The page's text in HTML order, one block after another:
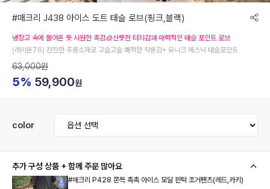
#매크리 J438 아이스 도트 태슬 로브(핑크,블랙)
냉장고 속에 들어온 듯 시원한 촉감🧊산뜻한 터치감과 매력적인 태슬 포인트 로브
(레이온76) 잔잔한 주름소재로 고슬고슬 쾌적한 착용감+ 유니크 에스닉 태슬포인트
63,000원
5% 59,900원
color
추가 구성 상품 + 함께 주문 많아요
#매크리 P428 쫀득 촉촉 아이스 모달 핀턱 조거팬츠(레드,카키)